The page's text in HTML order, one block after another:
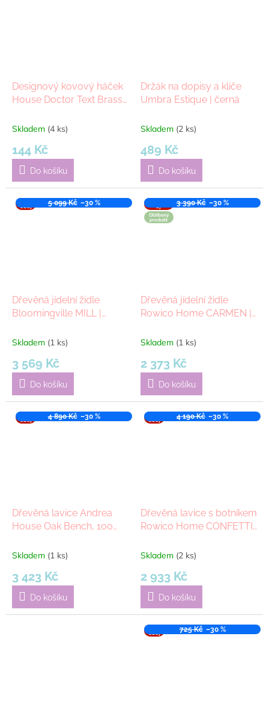
Designový kovový háček
House Doctor Text Brass |
Skladem (4 ks)
144 Kč
Do košíku
Držák na dopisy a klíče
Umbra Estique | černá
Skladem (2 ks)
489 Kč
Do košíku
ODEJ
5 099 Kč –30 %
Dřevěná jídelní židle
Bloomingville MILL |
Skladem (1 ks)
3 569 Kč
Do košíku
Oblíbený
produkt
3 390 Kč –30 %
Dřevěná jídelní židle
Rowico Home CARMEN |
Skladem (1 ks)
2 373 Kč
Do košíku
ODEJ
4 890 Kč –30 %
Dřevěná lavice Andrea
House Oak Bench, 100
Skladem (1 ks)
3 423 Kč
Do košíku
ODEJ
4 190 Kč –30 %
Dřevěná lavice s botníkem
Rowico Home CONFETTI
Skladem (2 ks)
2 933 Kč
Do košíku
ODEJ
725 Kč –30 %